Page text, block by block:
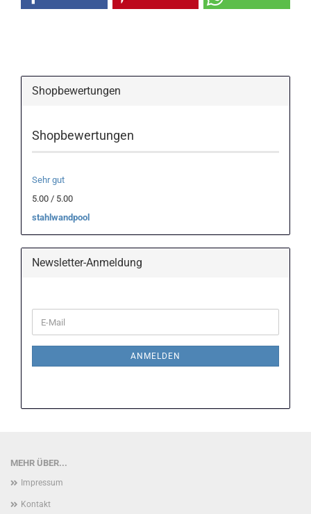
Shopbewertungen
Shopbewertungen
Sehr gut
5.00 / 5.00
stahlwandpool
Newsletter-Anmeldung
ZUR
E-
Mail
ANMELDEN
MEHR ÜBER...
Impressum
Kontakt